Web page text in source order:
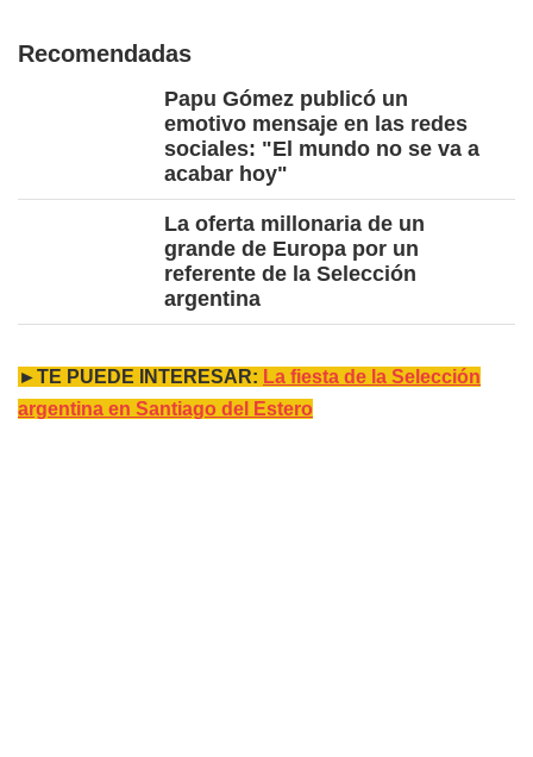
Recomendadas
Papu Gómez publicó un
emotivo mensaje en las redes
sociales: "El mundo no se va a
acabar hoy"
La oferta millonaria de un
grande de Europa por un
referente de la Selección
argentina
►TE PUEDE INTERESAR: La fiesta de la Selección
argentina en Santiago del Estero